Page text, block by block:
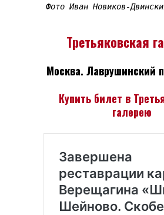
Фото Иван Новиков-
Третьяковская
Москва. Лаврушинский
Купить билет в
галерею